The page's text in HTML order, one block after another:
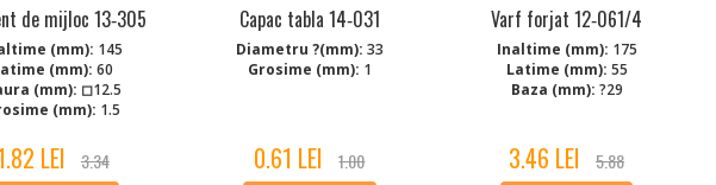
de mijloc 13‑305
(mm): 145
(mm): 60
(mm): ◻12.5
(mm): 1.5
LEI 3.34
Capac tabla 14‑031
Diametru ?(mm): 33
Grosime (mm): 1
0.61 LEI 1.00
Varf forjat 12‑061/4
Inaltime (mm): 175
Latime (mm): 55
Baza (mm): ?29
3.46 LEI 5.88